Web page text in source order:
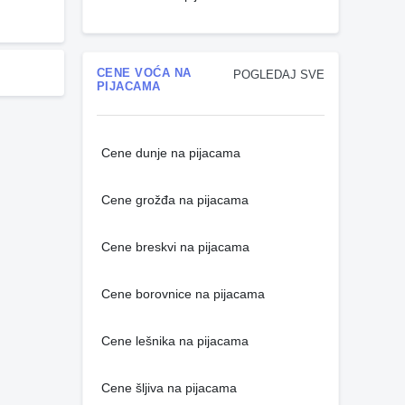
POGLEDAJ SVE
CENE VOĆA NA
PIJACAMA
Cene dunje na pijacama
Cene grožđa na pijacama
Cene breskvi na pijacama
Cene borovnice na pijacama
Cene lešnika na pijacama
Cene šljiva na pijacama